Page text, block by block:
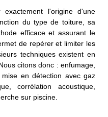
l'origine d'une
du type de toiture, sa
efficace et assurant le
de repérer et limiter les
techniques existent en
citons donc : enfumage,
en détection avec gaz
corrélation acoustique,
sur piscine.